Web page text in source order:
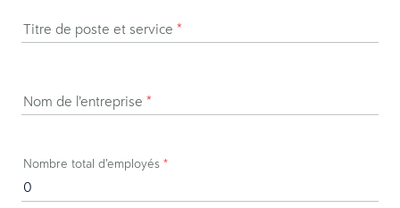
Titre de poste et service *
Nom de l’entreprise *
Nombre total d’employés *